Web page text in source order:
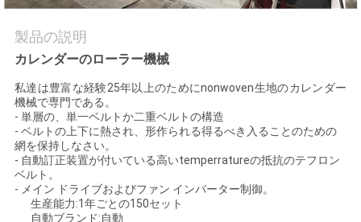
品
質
管
理
私
達
製品の説明
カレンダーのローラー機械
私達は豊富な経験25年以上のためにnonwoven生地のカレンダー
機械で専門である。
- 単層の、単一ベルトか二重ベルトの構造
- ベルトの上下に熱され、形作られる得るべき入ることのための
網を保持しなさい。
- 自動訂正装置が付いている高いtemperratureの抵抗のテフロン
ベルト。
- メイン ドライブおよびファン インバーター制御。
生産能力:1年ごとの150セット
自動ブランド:自動